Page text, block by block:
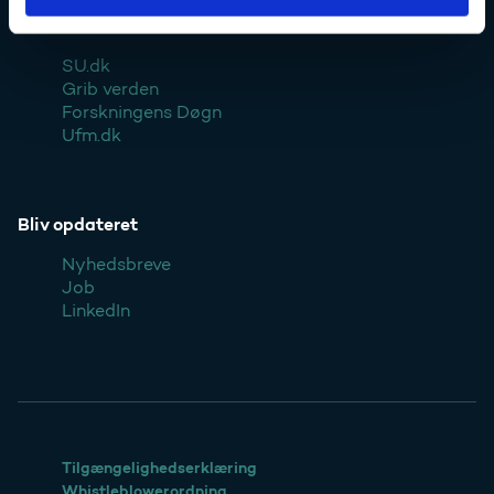
SU.dk
Grib verden
Forskningens Døgn
Ufm.dk
Bliv opdateret
Nyhedsbreve
Job
LinkedIn
Tilgængelighedserklæring